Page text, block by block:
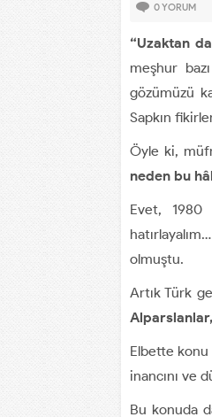
0YORUM
“Uzaktan
meşhur
gözümüzü
Sapkın
Öyle ki,
neden bu
Evet, 1980
olmuştu.
Artık Türk
Elbette konu
inancını ve
Bu konuda